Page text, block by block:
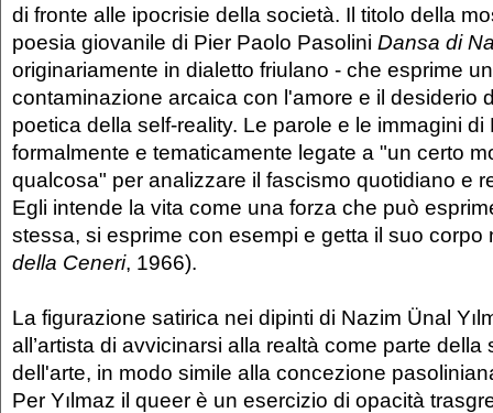
di fronte alle ipocrisie della società. Il titolo della
poesia giovanile di Pier Paolo Pasolini Dansa di
originariamente in dialetto friulano - che esprime
contaminazione arcaica con l'amore e il desiderio
poetica della self-reality. Le parole e le immagini di
formalmente e tematicamente legate a "un certo
qualcosa" per analizzare il fascismo quotidiano e
Egli intende la vita come una forza che può
stessa, si esprime con esempi e getta il suo corpo
della Ceneri, 1966).
La figurazione satirica nei dipinti di Nazim Ünal
all’artista di avvicinarsi alla realtà come parte della
dell'arte, in modo simile alla concezione
Per Yılmaz il queer è un esercizio di opacità